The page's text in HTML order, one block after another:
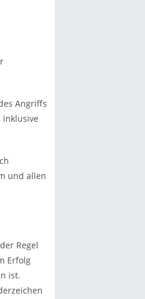
Angriffs
inklusive
und allen
Regel
Erfolg
ist.